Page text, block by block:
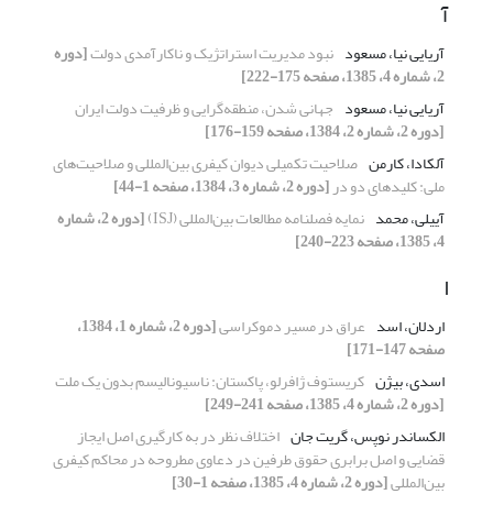
آ
آریایی نیا، مسعود نبود مدیریت استراتژیک و ناکارآمدی دولت[دوره
2، شماره 4، 1385، صفحه 175-222]
آریایی نیا، مسعود جهانی شدن، منطقه‌گرایی و ظرفیت دولت ایران
[دوره 2، شماره 2، 1384، صفحه 159-176]
آلکادا، کارمن صلاحیت تکمیلی دیوان کیفری بین‌المللی و صلاحیت‌های
ملی: کلیدهای دو در[دوره 2، شماره 3، 1384، صفحه 1-44]
آییلی، محمد نمایه فصلنامه مطالعات بین‌المللی (ISJ) [دوره 2، شماره
4، 1385، صفحه 223-240]
ا
اردلان، اسد عراق در مسیر دموکراسی [دوره 2، شماره 1، 1384،
صفحه 147-171]
اسدی، بیژن کریستوف ژافرلو، پاکستان: ناسیونالیسم بدون یک ملت
[دوره 2، شماره 4، 1385، صفحه 241-249]
الکساندر نوپس، گریت جان اختلاف نظر در به کارگیری اصل ایجاز
قضایی و اصل برابری حقوق طرفین در دعاوی مطروحه در محاکم کیفری
بین‌المللی[دوره 2، شماره 4، 1385، صفحه 1-30]